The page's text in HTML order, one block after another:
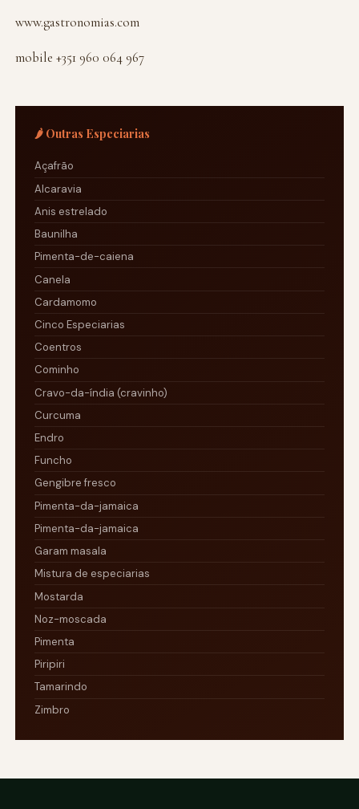
www.gastronomias.com
mobile +351 960 064 967
🌶️ Outras Especiarias
Açafrão
Alcaravia
Anis estrelado
Baunilha
Pimenta-de-caiena
Canela
Cardamomo
Cinco Especiarias
Coentros
Cominho
Cravo-da-índia (cravinho)
Curcuma
Endro
Funcho
Gengibre fresco
Pimenta-da-jamaica
Pimenta-da-jamaica
Garam masala
Mistura de especiarias
Mostarda
Noz-moscada
Pimenta
Piripiri
Tamarindo
Zimbro